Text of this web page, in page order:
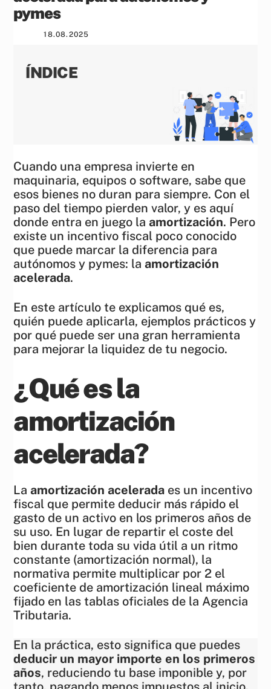
pymes
18.08. 2025
ÍNDICE
Cuando una empresa invierte en
maquinaria, equipos o software, sabe que
esos bienes no duran para siempre. Con el
paso del tiempo pierden valor, y es aquí
donde entra en juego laamortización. Pero
existe un incentivo fiscal poco conocido
que puede marcar la diferencia para
autónomos y pymes: laamortización
acelerada.
En este artículo te explicamos qué es,
quién puede aplicarla, ejemplos prácticos y
por qué puede ser una gran herramienta
para mejorar la liquidez de tu negocio.
¿Qué es la
amortización
acelerada?
Laamortización acelerada es un incentivo
fiscal que permite deducir más rápido el
gasto de un activo en los primeros años de
su uso. En lugar de repartir el coste del
bien durante toda su vida útil a un ritmo
constante (amortización normal), la
normativa permite multiplicar por 2 el
coeficiente de amortización lineal máximo
fijado en las tablas oficiales de la Agencia
Tributaria.
En la práctica, esto significa que puedes
deducir un mayor importe en los primeros
años, reduciendo tu base imponible y, por